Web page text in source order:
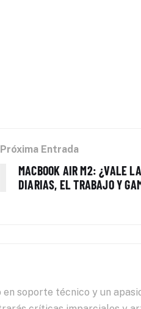
Próxima Entrada
MACBOOK AIR M2: ¿VALE
DIARIAS, EL TRABAJO Y
soporte técnico y un